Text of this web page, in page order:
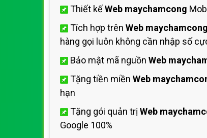
Thiết kếWeb maychamcong
Tích hợp trên Web maychamcong
hàng gọi luôn không cần nhập số
Bảo mật mã nguồn Web
Tặng tiền miền Web
hạn
Tặng gói quản trị Web
Google 100%